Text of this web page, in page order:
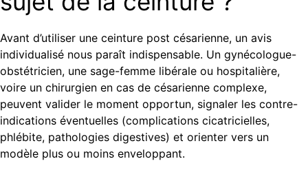
Avant d’utiliser une ceinture post césarienne, un avis
individualisé nous paraît indispensable. Un gynécologue-
obstétricien, une sage-femme libérale ou hospitalière,
voire un chirurgien en cas de césarienne complexe,
peuvent valider le moment opportun, signaler les contre-
indications éventuelles (complications cicatricielles,
phlébite, pathologies digestives) et orienter vers un
modèle plus ou moins enveloppant.